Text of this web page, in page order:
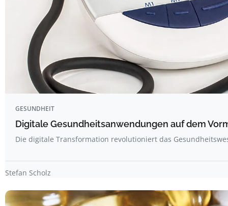
GESUNDHEIT
Digitale Gesundheitsanwendungen auf dem
Die digitale Transformation revolutioniert das
Stefan Scholz